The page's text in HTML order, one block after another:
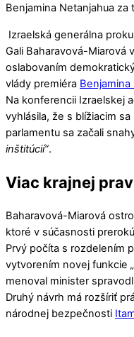
Benjamina Netanjahua za
Izraelská generálna
Gali Baharavová-Miarová
oslabovaním
vlády premiéra Benjamina
Na konferencii Izraelskej
vyhlásila, že s blížiacim
parlamentu sa začali
inštitúcií“.
Viac krajnej
Baharavová-Miarová
ktoré v súčasnosti
Prvý počíta s rozdelením
vytvorením novej funkcie
menoval minister
Druhý návrh má rozšíriť
národnej bezpečnosti